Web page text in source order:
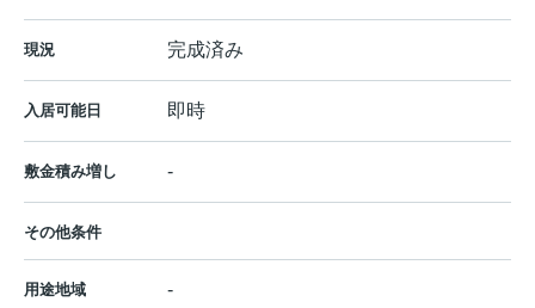
現況 完成済み
入居可能日 即時
敷金積み増し -
その他条件
用途地域 -